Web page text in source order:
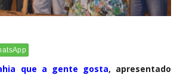
que a gente gosta, apresentado